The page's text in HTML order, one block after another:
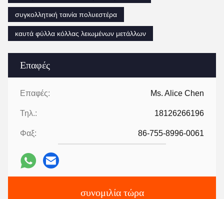
Επαφές
Επαφές: Ms. Alice Chen
Τηλ.: 18126266196
Φαξ: 86-755-8996-0061
συνομιλία τώρα
συγκολλητική ταινία πολυεστέρα
καυτά φύλλα κόλλας λειωμένων μετάλλων